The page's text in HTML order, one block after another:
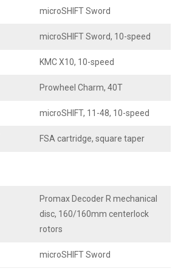
microSHIFT Sword
microSHIFT Sword, 10-speed
KMC X10, 10-speed
Prowheel Charm, 40T
microSHIFT, 11-48, 10-speed
FSA cartridge, square taper
Promax Decoder R mechanical
disc, 160/160mm centerlock
rotors
microSHIFT Sword